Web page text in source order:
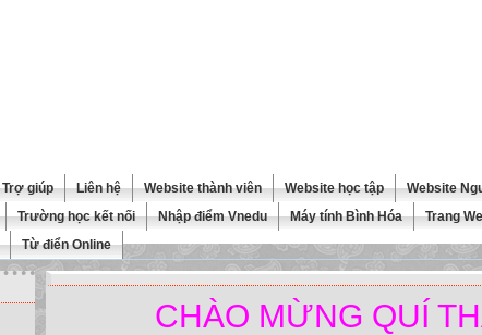
Trợ giúp Liên hệ Website thành viên Website học tập Website
Trường học kết nối Nhập điểm Vnedu Máy tính Bình Hóa
Trang
Từ điển Online
CHÀO MỪNG QUÍ THẦY